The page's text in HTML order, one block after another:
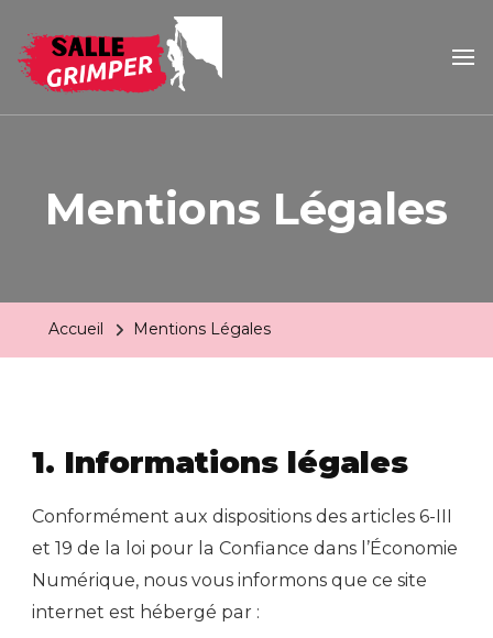
Salle grimper
Votre actualité escalade
Mentions Légales
Accueil Mentions Légales
1. Informations légales
Conformément aux dispositions des articles 6-III
et 19 de la loi pour la Confiance dans l’Économie
Numérique, nous vous informons que ce site
internet est hébergé par :